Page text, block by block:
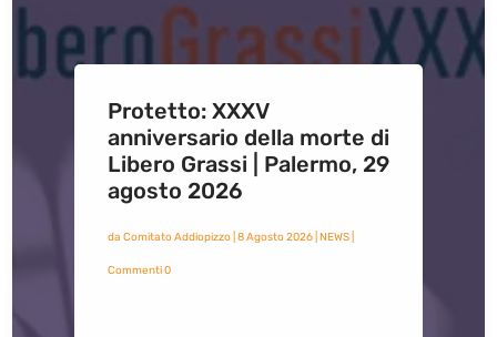
Protetto: XXXV
anniversario della morte di
Libero Grassi | Palermo, 29
agosto 2026
da Comitato Addiopizzo| 8 Agosto 2026| NEWS|
Commenti 0